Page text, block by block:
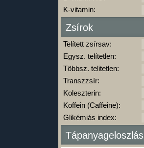
K-vitamin:
Zsírok
Telített zsírsav:
Egysz. telítetlen:
Többsz. telitetlen:
Transzzsír:
Koleszterin:
Koffein (Caffeine):
Glikémiás index:
Tápanyageloszlás